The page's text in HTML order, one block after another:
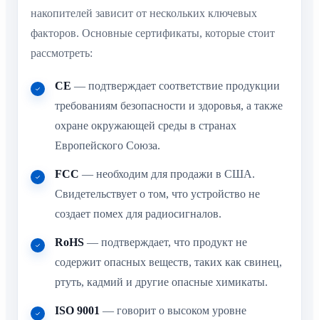
накопителей зависит от нескольких ключевых
факторов. Основные сертификаты, которые стоит
рассмотреть:
CE — подтверждает соответствие продукции
требованиям безопасности и здоровья, а также
охране окружающей среды в странах
Европейского Союза.
FCC — необходим для продажи в США.
Свидетельствует о том, что устройство не
создает помех для радиосигналов.
RoHS — подтверждает, что продукт не
содержит опасных веществ, таких как свинец,
ртуть, кадмий и другие опасные химикаты.
ISO 9001 — говорит о высоком уровне